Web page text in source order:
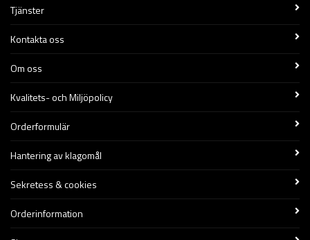
Tjänster
Kontakta oss
Om oss
Kvalitets- och Miljöpolicy
Orderformulär
Hantering av klagomål
Sekretess & cookies
Orderinformation